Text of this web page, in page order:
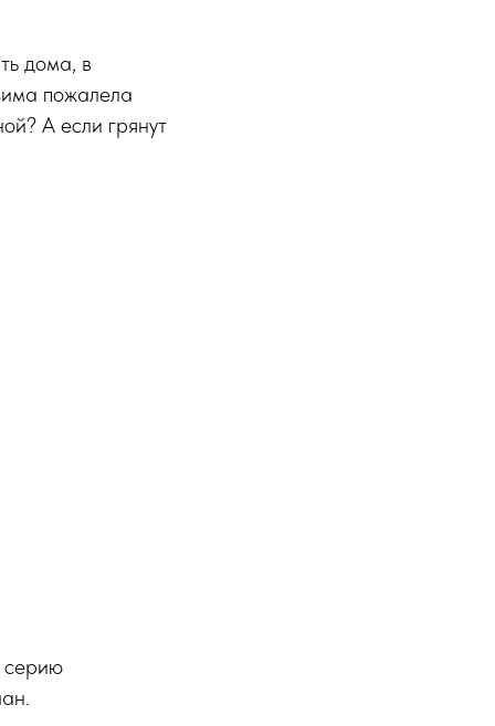
дома, в
пожалела
А если грянут
серию